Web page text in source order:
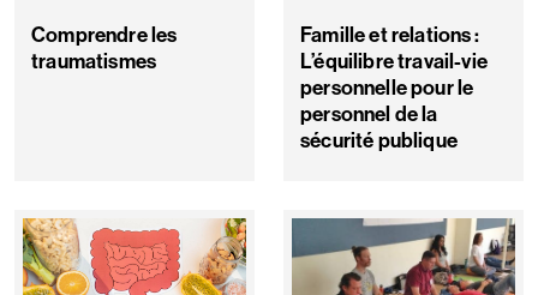
Comprendre les
traumatismes
Famille et relations :
L’équilibre travail-vie
personnelle pour le
personnel de la
sécurité publique